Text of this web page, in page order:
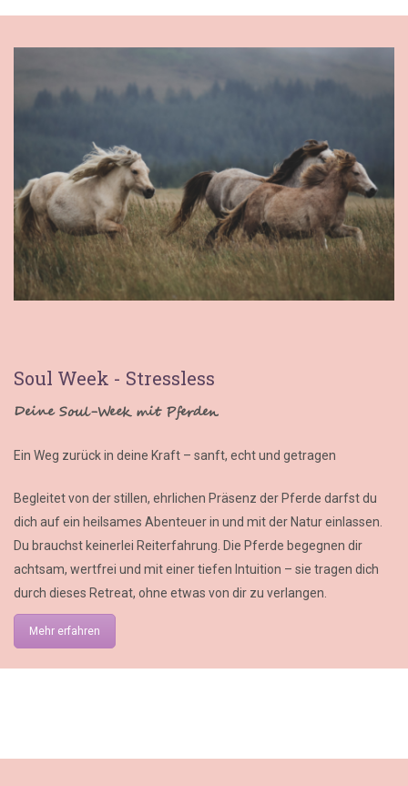
Soul Week - Stressless
Deine Soul-Week mit Pferden
Ein Weg zurück in deine Kraft – sanft, echt und getragen
Begleitet von der stillen, ehrlichen Präsenz der Pferde darfst du
dich auf ein heilsames Abenteuer in und mit der Natur einlassen.
Du brauchst keinerlei Reiterfahrung. Die Pferde begegnen dir
achtsam, wertfrei und mit einer tiefen Intuition – sie tragen dich
durch dieses Retreat, ohne etwas von dir zu verlangen.
Mehr erfahren